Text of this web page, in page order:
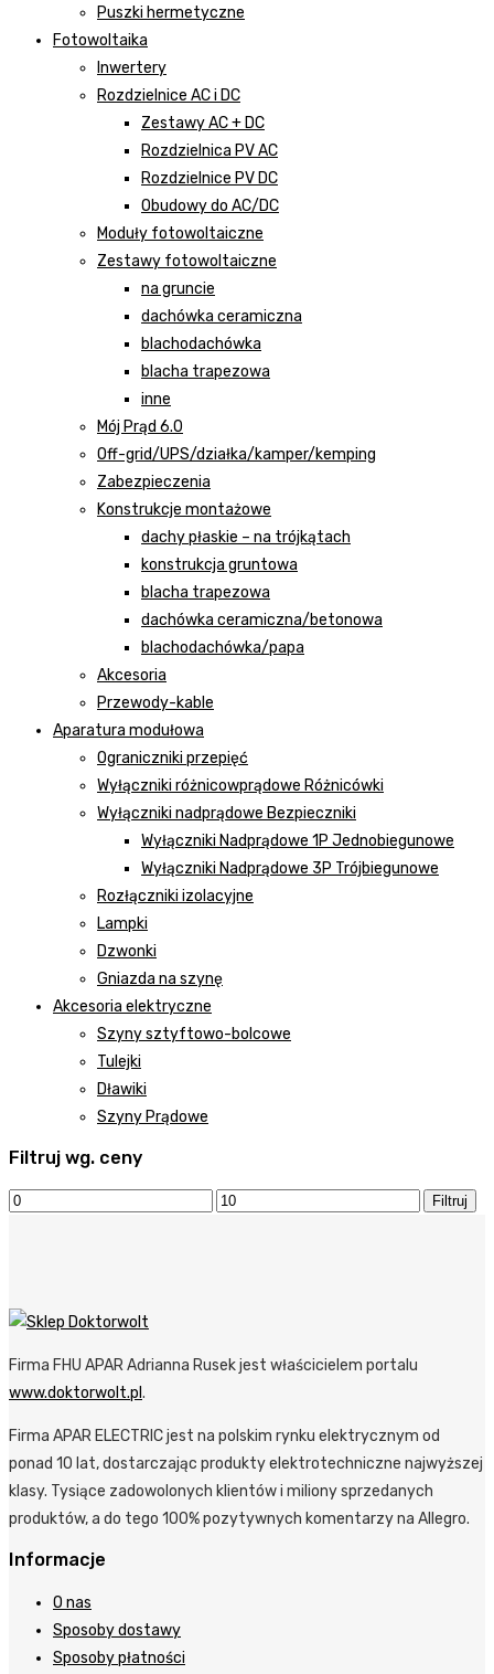
Puszki hermetyczne
Fotowoltaika
Inwertery
Rozdzielnice AC i DC
Zestawy AC + DC
Rozdzielnica PV AC
Rozdzielnice PV DC
Obudowy do AC/DC
Moduły fotowoltaiczne
Zestawy fotowoltaiczne
na gruncie
dachówka ceramiczna
blachodachówka
blacha trapezowa
inne
Mój Prąd 6.0
Off-grid/UPS/działka/kamper/kemping
Zabezpieczenia
Konstrukcje montażowe
dachy płaskie – na trójkątach
konstrukcja gruntowa
blacha trapezowa
dachówka ceramiczna/betonowa
blachodachówka/papa
Akcesoria
Przewody-kable
Aparatura modułowa
Ograniczniki przepięć
Wyłączniki różnicowprądowe Różnicówki
Wyłączniki nadprądowe Bezpieczniki
Wyłączniki Nadprądowe 1P Jednobiegunowe
Wyłączniki Nadprądowe 3P Trójbiegunowe
Rozłączniki izolacyjne
Lampki
Dzwonki
Gniazda na szynę
Akcesoria elektryczne
Szyny sztyftowo-bolcowe
Tulejki
Dławiki
Szyny Prądowe
Filtruj wg. ceny
Filtruj
Firma FHU APAR Adrianna Rusek jest właścicielem portalu
www.doktorwolt.pl .
Firma APAR ELECTRIC jest na polskim rynku elektrycznym od
ponad 10 lat, dostarczając produkty elektrotechniczne najwyższej
klasy. Tysiące zadowolonych klientów i miliony sprzedanych
produktów, a do tego 100% pozytywnych komentarzy na Allegro.
Informacje
O nas
Sposoby dostawy
Sposoby płatności